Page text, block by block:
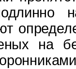
опреде­
на